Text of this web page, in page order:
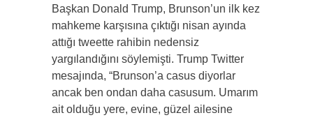
Başkan Donald Trump, Brunson’un ilk kez
mahkeme karşısına çıktığı nisan ayında
attığı tweette rahibin nedensiz
yargılandığını söylemişti. Trump Twitter
mesajında, “Brunson’a casus diyorlar
ancak ben ondan daha casusum. Umarım
ait olduğu yere, evine, güzel ailesine